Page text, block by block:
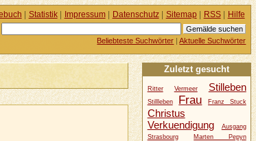
| Statistik| Impressum| Datenschutz| Sitemap| RSS| Hilfe
Beliebteste Suchwörter |Aktuelle Suchwörter
Zuletzt gesucht
Ritter Vermeer Stilleben
Stillleben Frau Franz Stuck
Christus
Verkuendigung
Ausgang
Strasbourg
Marten Pepyn